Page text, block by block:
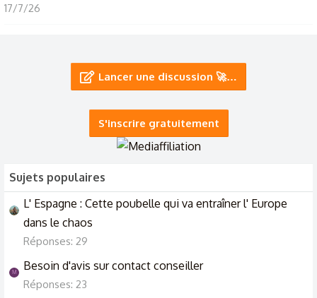
17/7/26
Dans un autre monde.
Lancer une discussion 🚀…
S'inscrire gratuitement
Sujets populaires
L' Espagne : Cette poubelle qui va entraîner l' Europe
dans le chaos
Réponses: 29
M Besoin d'avis sur contact conseiller
Réponses: 23